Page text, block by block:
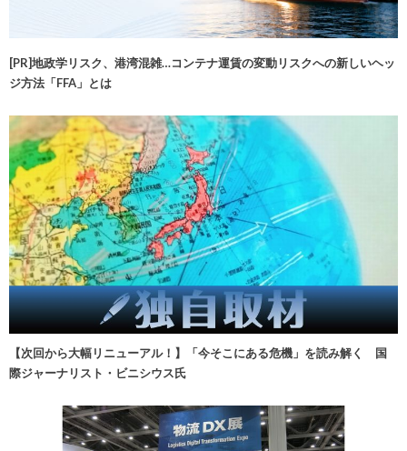
[PR]地政学リスク、港湾混雑…コンテナ運賃の変動リスクへの新しいヘッ
ジ方法「FFA」とは
【次回から大幅リニューアル！】「今そこにある危機」を読み解く 国
際ジャーナリスト・ビニシウス氏